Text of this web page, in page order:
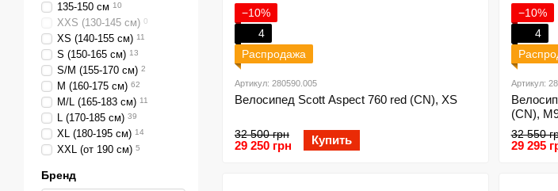
−10%
4
Распродажа
Артикул: 280590.005
Велосипед Scott Aspect 760 red (CN), XS
32 500 грн
29 250 грн Купить
−10%
4
Артикул:
(CN),
32 550
29 295
135-150 см 10
ХХS (130-145 см) 0
XS (140-155 см) 11
S (150-165 см) 13
S/M (155-170 см) 2
M (160-175 см) 62
M/L (165-183 см) 11
L (170-185 см) 39
XL (180-195 см) 14
XXL (от 190 см) 5
Бренд